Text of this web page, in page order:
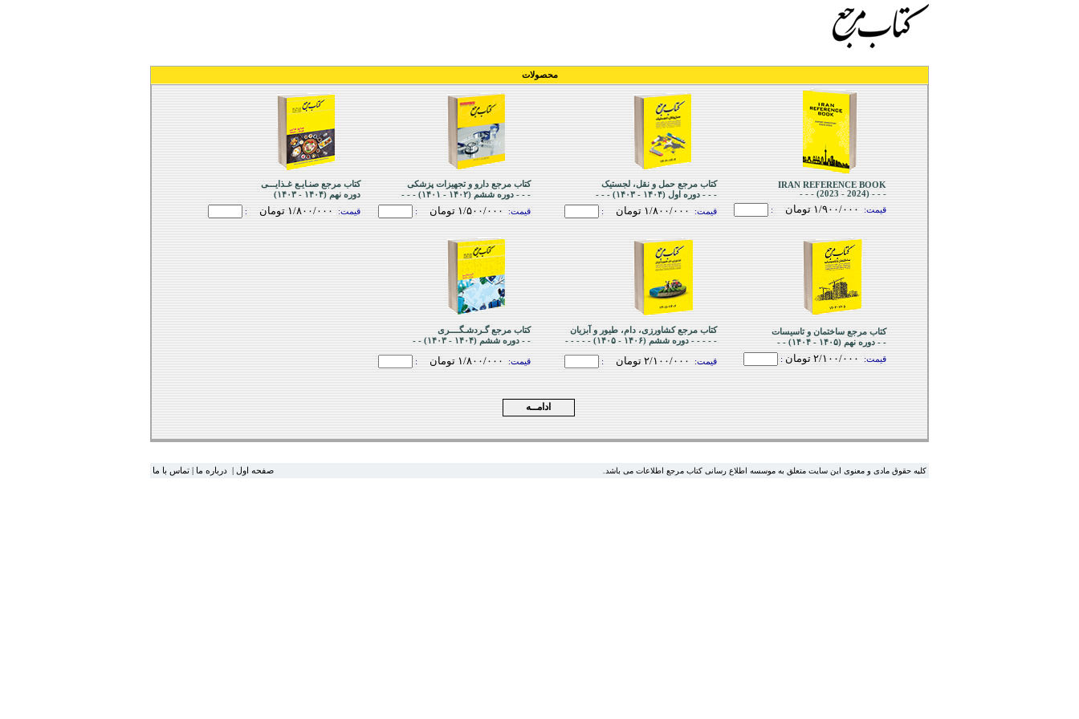
محصولات
IRAN REFERENCE BOOK
- - - (2024 - 2023) - - -
قیمت: ـ١/٩۰۰/۰۰۰ تومان :
کتاب مرجع حمل و نقل، لجستیک
- - - دوره اول (١۴۰۴ - ١۴۰٣) - - -
قیمت: ـ١/۸۰۰/۰۰۰ تومان :
کتاب مرجع دارو و تجهیزات پزشکی
- - - دوره ششم (١۴۰٢ - ١۴۰١) - - -
قیمت: ـ١/۵۰۰/۰۰۰ تومان :
کتاب مرجع صنـایـع غـذایـــی
دوره نهم (١۴۰۴ - ١۴۰٣)
قیمت: ـ١/۸۰۰/۰۰۰ تومان :
کتاب مرجع ساختمان و تاسیسات
- - دوره نهم (١۴۰۵ - ١۴۰۴) - -
قیمت: ـ٢/١۰۰/۰۰۰ تومان :
کتاب مرجع کشاورزی، دام، طیور و آبزیان
- - - - - دوره ششم (١۴۰۶ - ١۴۰۵) - - - - -
قیمت:٢/١۰۰/۰۰۰ تومان :
کتاب مرجع گـردشـگــــری
- - دوره ششم (١۴۰۴ - ١۴۰٣) - -
قیمت: ١/۸۰۰/۰۰۰ تومان :
صفحه اول درباره ما تماس با ما .کلیه حقوق مادی و معنوی این سایت متعلق به موسسه اطلاع رسانی کتاب مرجع اطلاعات می باشد